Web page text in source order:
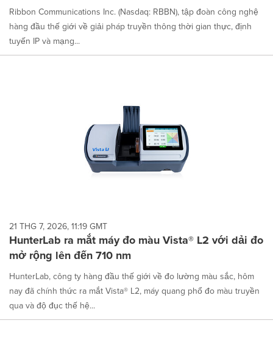
Ribbon Communications Inc. (Nasdaq: RBBN), tập đoàn công nghệ
hàng đầu thế giới về giải pháp truyền thông thời gian thực, định
tuyến IP và mạng...
21 THG 7, 2026, 11:19 GMT
HunterLab ra mắt máy đo màu Vista® L2 với dải đo
mở rộng lên đến 710 nm
HunterLab, công ty hàng đầu thế giới về đo lường màu sắc, hôm
nay đã chính thức ra mắt Vista® L2, máy quang phổ đo màu truyền
qua và độ đục thế hệ...